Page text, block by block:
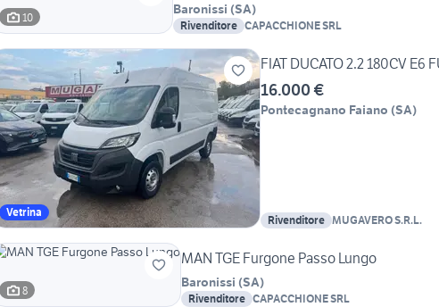
10 Baronissi (SA)
Rivenditore CAPACCHIONE SRL
Vetrina
FIAT DUCATO 2.2 180CV E6
16.000 €
Pontecagnano Faiano (SA)
Rivenditore MUGAVERO S.R.L.
8
MAN TGE Furgone Passo Lungo
Baronissi (SA)
Rivenditore CAPACCHIONE SRL